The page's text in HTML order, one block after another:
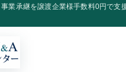
業承継を譲渡企業様手数料0円で支